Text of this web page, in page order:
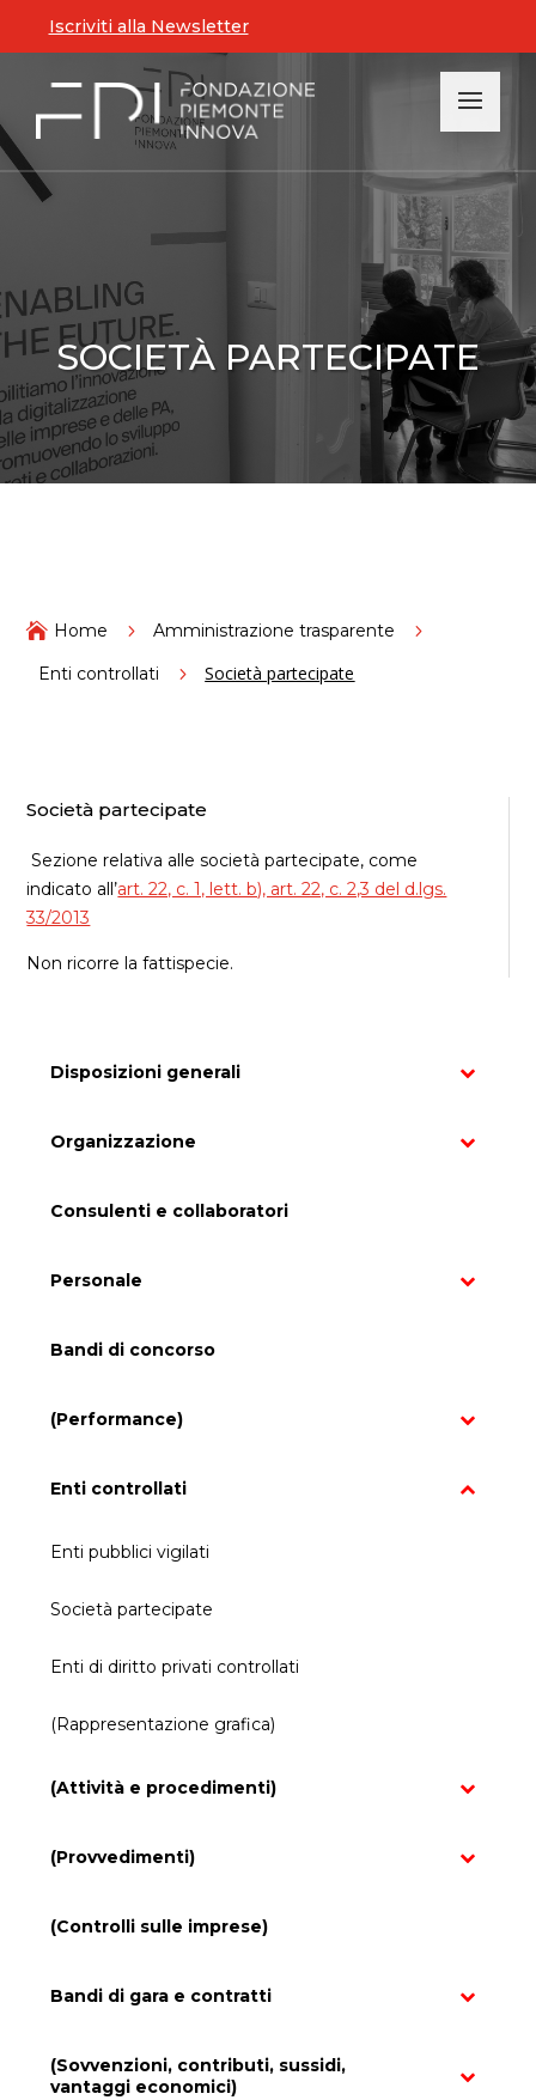
Iscriviti alla Newsletter
SOCIETÀ PARTECIPATE
 Home 5 Amministrazione trasparente
5
Enti controllati
5 Società partecipate
Società partecipate
Sezione relativa alle società partecipate, come
indicato all’art. 22, c. 1, lett. b), art. 22, c. 2,3 del d.lgs.
33/2013
Non ricorre la fattispecie.
Disposizioni generali
Organizzazione
Consulenti e collaboratori
Personale
Bandi di concorso
(Performance)
Enti controllati
Enti pubblici vigilati
Società partecipate
Enti di diritto privati controllati
(Rappresentazione grafica)
(Attività e procedimenti)
(Provvedimenti)
(Controlli sulle imprese)
Bandi di gara e contratti
(Sovvenzioni, contributi, sussidi,
vantaggi economici)